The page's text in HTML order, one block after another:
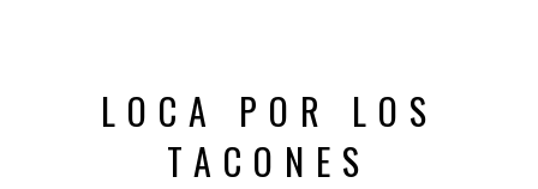
LOCA POR LOS
TACONES